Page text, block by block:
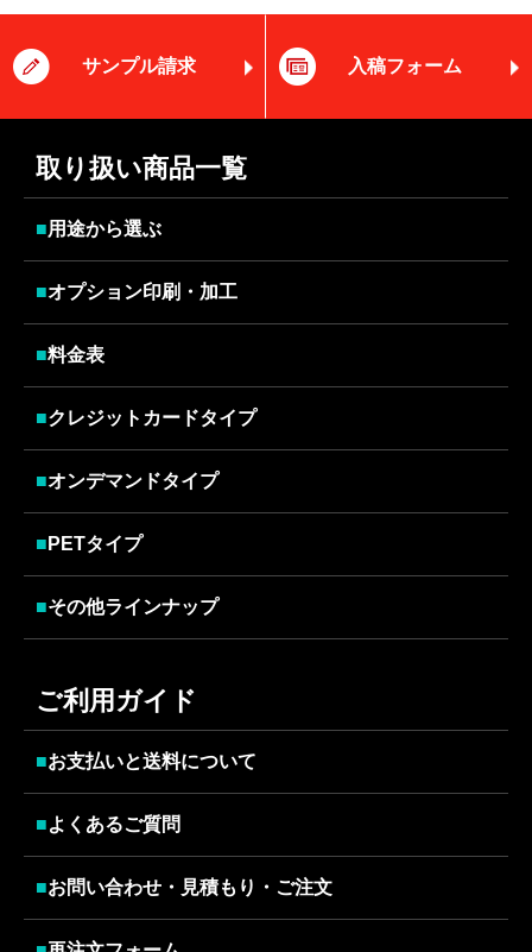
サンプル請求 入稿フォーム
取り扱い商品一覧
■用途から選ぶ
■オプション印刷・加工
■料金表
■クレジットカードタイプ
■オンデマンドタイプ
■ PETタイプ
■その他ラインナップ
ご利用ガイド
■お支払いと送料について
■よくあるご質問
■お問い合わせ・見積もり・ご注文